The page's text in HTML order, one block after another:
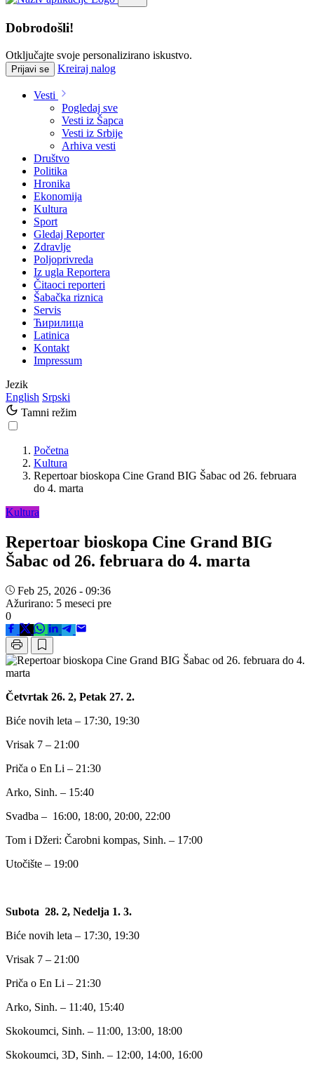
Dobrodošli!
Otključajte svoje personalizirano iskustvo.
Prijavi se Kreiraj nalog
Vesti
Pogledaj sve
Vesti iz Šapca
Vesti iz Srbije
Arhiva vesti
Društvo
Politika
Hronika
Ekonomija
Kultura
Sport
Gledaj Reporter
Zdravlje
Poljoprivreda
Iz ugla Reportera
Čitaoci reporteri
Šabačka riznica
Servis
Ћирилица
Latinica
Kontakt
Impressum
Jezik
English Srpski
Tamni režim
Početna
Kultura
Repertoar bioskopa Cine Grand BIG Šabac od 26. februara
do 4. marta
Kultura
Repertoar bioskopa Cine Grand BIG
Šabac od 26. februara do 4. marta
Feb 25, 2026 - 09:36
Ažurirano: 5 meseci pre
0
Četvrtak 26. 2, Petak 27. 2.
Biće novih leta – 17:30, 19:30
Vrisak 7 – 21:00
Priča o En Li – 21:30
Arko, Sinh. – 15:40
Svadba – 16:00, 18:00, 20:00, 22:00
Tom i Džeri: Čarobni kompas, Sinh. – 17:00
Utočište – 19:00
Subota 28. 2, Nedelja 1. 3.
Biće novih leta – 17:30, 19:30
Vrisak 7 – 21:00
Priča o En Li – 21:30
Arko, Sinh. – 11:40, 15:40
Skokoumci, Sinh. – 11:00, 13:00, 18:00
Skokoumci, 3D, Sinh. – 12:00, 14:00, 16:00